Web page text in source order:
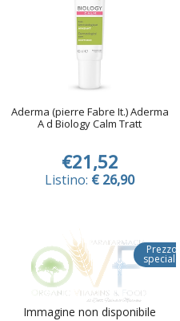
Aderma (pierre Fabre It.) Aderma
A d Biology Calm Tratt
€21,52
Listino: € 26,90
Immagine non disponibile
Prezzo
speciale